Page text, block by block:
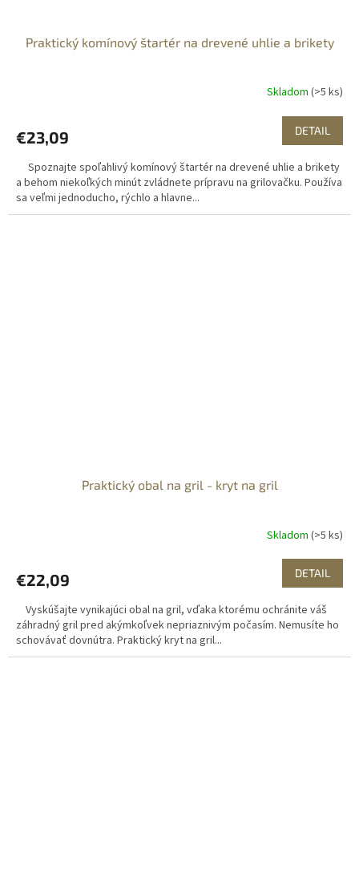
Praktický komínový štartér na drevené uhlie a brikety
Skladom (>5 ks)
€23,09 DETAIL
Spoznajte spoľahlivý komínový štartér na drevené uhlie a brikety
a behom niekoľkých minút zvládnete prípravu na grilovačku. Používa
sa veľmi jednoducho, rýchlo a hlavne...
Praktický obal na gril - kryt na gril
Skladom (>5 ks)
€22,09 DETAIL
Vyskúšajte vynikajúci obal na gril, vďaka ktorému ochránite váš
záhradný gril pred akýmkoľvek nepriaznivým počasím. Nemusíte ho
schovávať dovnútra. Praktický kryt na gril...